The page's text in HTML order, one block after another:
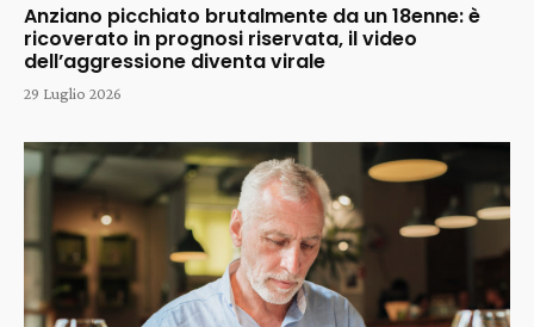
Anziano picchiato brutalmente da un 18enne: è
ricoverato in prognosi riservata, il video
dell’aggressione diventa virale
29 Luglio 2026